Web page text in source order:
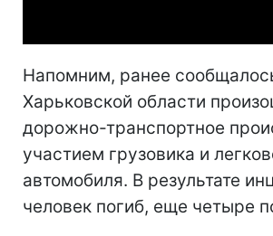
Напомним, ранее
Харьковской области
дорожно-транспортное
участием грузовика и
автомобиля. В результате
человек погиб, еще четыре